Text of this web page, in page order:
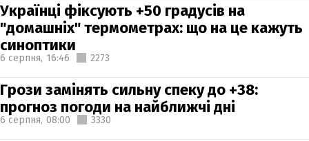
Українці фіксують +50 градусів на
"домашніх" термометрах: що на це кажуть
синоптики
6 серпня, 16:46 2273
Грози замінять сильну спеку до +38:
прогноз погоди на найближчі дні
6 серпня, 08:00 3330